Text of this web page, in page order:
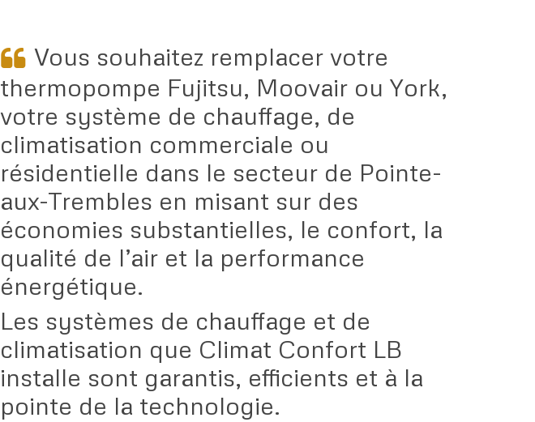
Vous souhaitez remplacer votre
thermopompe Fujitsu, Moovair ou York,
votre système de chauffage, de
climatisation commerciale ou
résidentielle dans le secteur de Pointe-
aux-Trembles en misant sur des
économies substantielles, le confort, la
qualité de l’air et la performance
énergétique.
Les systèmes de chauffage et de
climatisation que Climat Confort LB
installe sont garantis, efficients et à la
pointe de la technologie.